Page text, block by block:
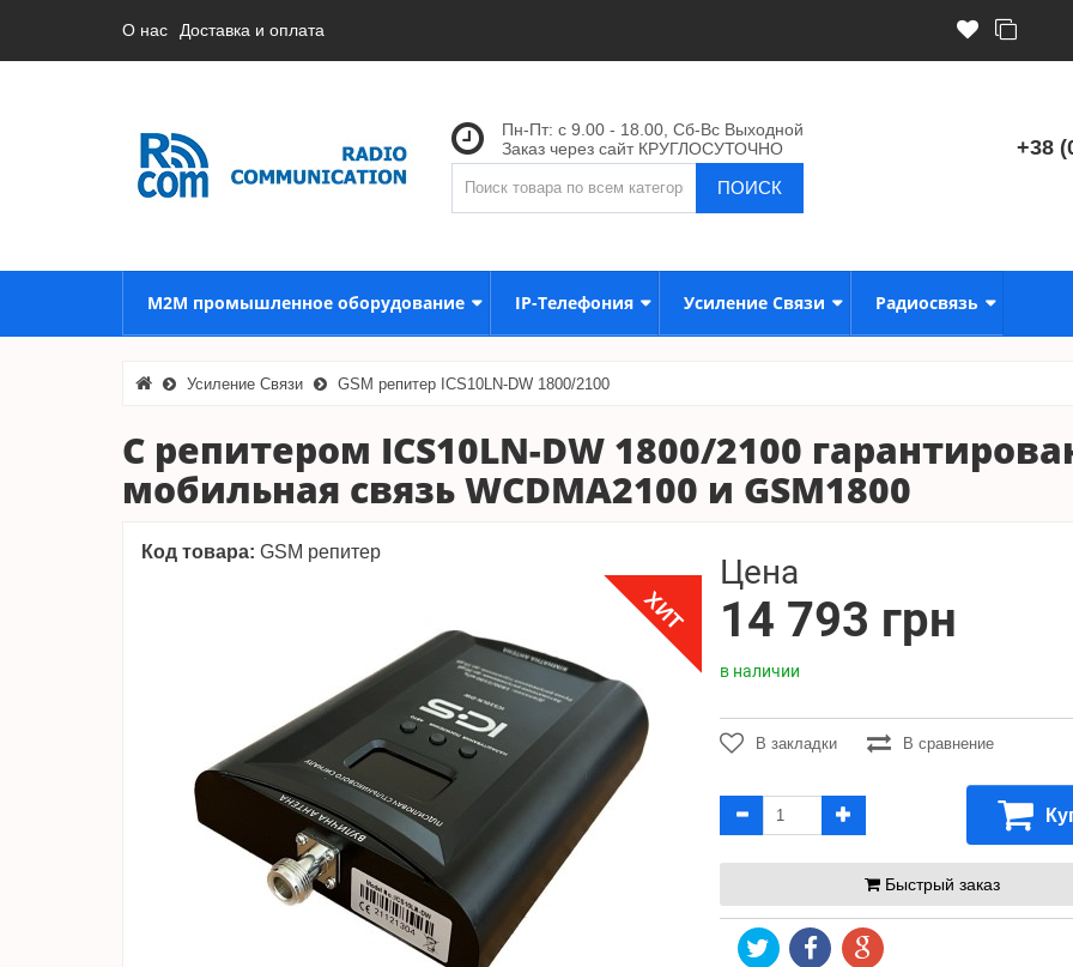
О нас Доставка и оплата
Пн-Пт: с 9.00 - 18.00, Сб-Вс Выходной
Заказ через сайт КРУГЛОСУТОЧНО
ПОИСК
+38
M2M промышленное оборудование IP-Телефония Усиление Связи Радиосвязь
Усиление Связи GSM репитер ICS10LN-DW 1800/2100
С репитером ICS10LN-DW 1800/2100
мобильная связь WCDMA2100 и GSM1800
Код товара: GSM репитер
ХИТ
Цена
14 793 грн
в наличии
В закладки В сравнение
Быстрый заказ